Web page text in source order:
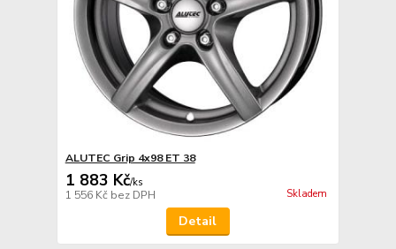
ALUTEC Grip 4x98 ET 38
1 883 Kč/ks
1 556 Kč bez DPH Skladem
Detail